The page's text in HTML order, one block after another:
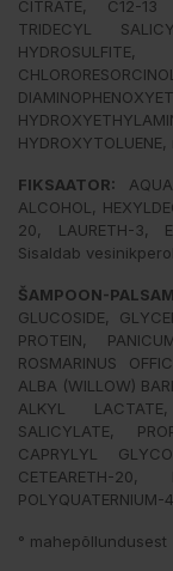
CITRATE, C12-13
TRIDECYL
FIKSAATOR:
ALCOHOL,
20, LAURETH-3,
Sisaldab
ŠAMPOON-
GLUCOSIDE,
PROTEIN,
ROSMARINUS
ALBA (WILLOW)
ALKYL
SALICYLATE,
CAPRYLYL
CETEARETH-
POLYQUATERNIUM-
° mahepõllundusest